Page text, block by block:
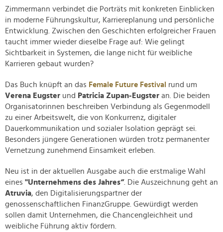
Zimmermann verbindet die Porträts mit konkreten Einblicken
in moderne Führungskultur, Karriereplanung und persönliche
Entwicklung. Zwischen den Geschichten erfolgreicher Frauen
taucht immer wieder dieselbe Frage auf: Wie gelingt
Sichtbarkeit in Systemen, die lange nicht für weibliche
Karrieren gebaut wurden?
Das Buch knüpft an das Female Future Festival rund um
Verena Eugster und Patricia Zupan-Eugster an. Die beiden
Organisatorinnen beschreiben Verbindung als Gegenmodell
zu einer Arbeitswelt, die von Konkurrenz, digitaler
Dauerkommunikation und sozialer Isolation geprägt sei.
Besonders jüngere Generationen würden trotz permanenter
Vernetzung zunehmend Einsamkeit erleben.
Neu ist in der aktuellen Ausgabe auch die erstmalige Wahl
eines "Unternehmens des Jahres“. Die Auszeichnung geht an
Atruvia, den Digitalisierungspartner der
genossenschaftlichen FinanzGruppe. Gewürdigt werden
sollen damit Unternehmen, die Chancengleichheit und
weibliche Führung aktiv fördern.